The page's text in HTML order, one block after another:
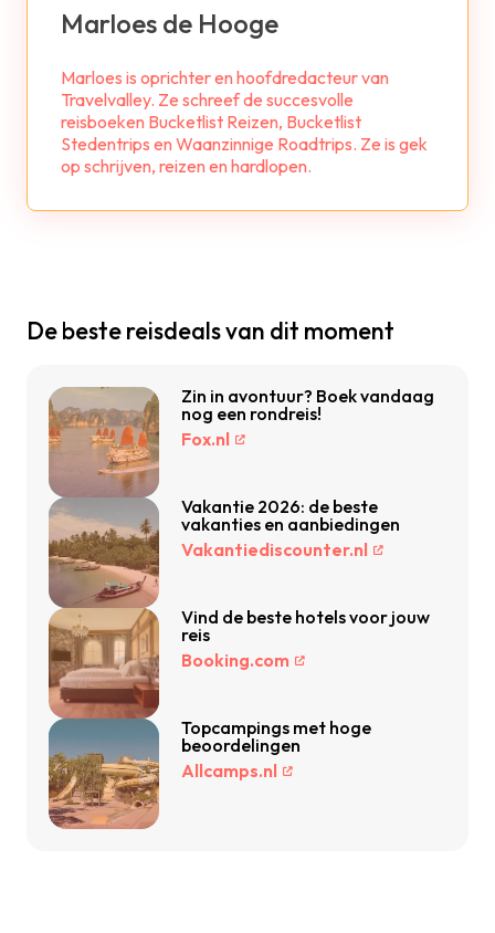
Marloes de Hooge
Marloes is oprichter en hoofdredacteur van
Travelvalley. Ze schreef de succesvolle
reisboeken Bucketlist Reizen, Bucketlist
Stedentrips en Waanzinnige Roadtrips. Ze is gek
op schrijven, reizen en hardlopen.
De beste reisdeals van dit moment
Zin in avontuur? Boek vandaag
nog een rondreis!
Fox.nl
Vakantie 2026: de beste
vakanties en aanbiedingen
Vakantiediscounter.nl
Vind de beste hotels voor jouw
reis
Booking.com
Topcampings met hoge
beoordelingen
Allcamps.nl